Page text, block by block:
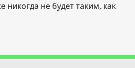
никогда не будет таким, как